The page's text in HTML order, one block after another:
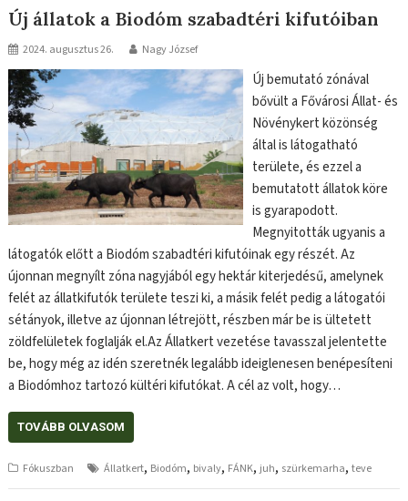
Új állatok a Biodóm szabadtéri kifutóiban
2024. augusztus 26. Nagy József
Új bemutató zónával
bővült a Fővárosi Állat- és
Növénykert közönség
által is látogatható
területe, és ezzel a
bemutatott állatok köre
is gyarapodott.
Megnyitották ugyanis a
látogatók előtt a Biodóm szabadtéri kifutóinak egy részét. Az
újonnan megnyílt zóna nagyjából egy hektár kiterjedésű, amelynek
felét az állatkifutók területe teszi ki, a másik felét pedig a látogatói
sétányok, illetve az újonnan létrejött, részben már be is ültetett
zöldfelületek foglalják el.Az Állatkert vezetése tavasszal jelentette
be, hogy még az idén szeretnék legalább ideiglenesen benépesíteni
a Biodómhoz tartozó kültéri kifutókat. A cél az volt, hogy…
TOVÁBB OLVASOM
Fókuszban Állatkert, Biodóm, bivaly, FÁNK, juh, szürkemarha,teve